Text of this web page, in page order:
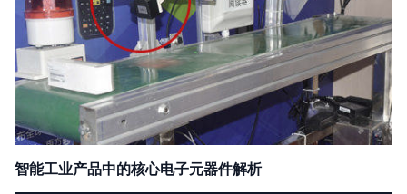
智能工业产品中的核心电子元器件解析